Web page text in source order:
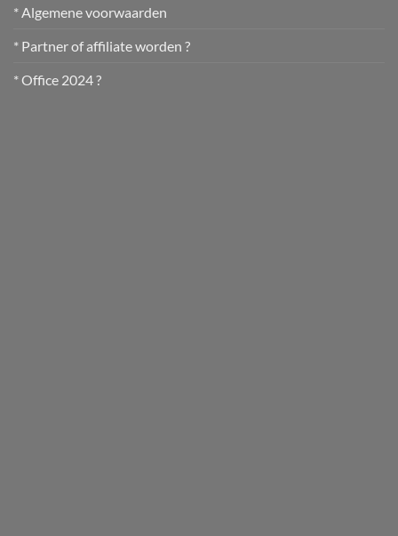
* Algemene voorwaarden
* Partner of affiliate worden ?
* Office 2024 ?